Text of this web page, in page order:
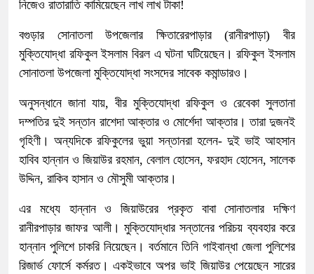
নিজেও রাতারাতি কামিয়েছেন লাখ লাখ টাকা!
বগুড়ার সোনাতলা উপজেলার ক্ষিতারেরপাড়ার (রানীরপাড়া) বীর
মুক্তিযোদ্ধা রফিকুল ইসলাম বিরল এ ঘটনা ঘটিয়েছেন। রফিকুল ইসলাম
সোনাতলা উপজেলা মুক্তিযোদ্ধা সংসদের সাবেক কমান্ডারও।
অনুসন্ধানে জানা যায়, বীর মুক্তিযোদ্ধা রফিকুল ও রেবেকা সুলতানা
দম্পতির দুই সন্তান রাশেদা আক্তার ও মোর্শেদা আক্তার। তারা দুজনই
গৃহিণী। অন্যদিকে রফিকুলের ভুয়া সন্তানরা হলেন- দুই ভাই আহসান
হাবিব হান্নান ও জিয়াউর রহমান, বেলাল হোসেন, ফরহাদ হোসেন, সালেক
উদ্দিন, রাকিব হাসান ও মৌসুমী আক্তার।
এর মধ্যে হান্নান ও জিয়াউরের প্রকৃত বাবা সোনাতলার দক্ষিণ
রানীরপাড়ার জাফর আলী। মুক্তিযোদ্ধার সন্তানের পরিচয় ব্যবহার করে
হান্নান পুলিশে চাকরি নিয়েছেন। বর্তমানে তিনি গাইবান্ধা জেলা পুলিশের
রিজার্ভ ফোর্সে কর্মরত। একইভাবে অপর ভাই জিয়াউর পেয়েছেন সারের